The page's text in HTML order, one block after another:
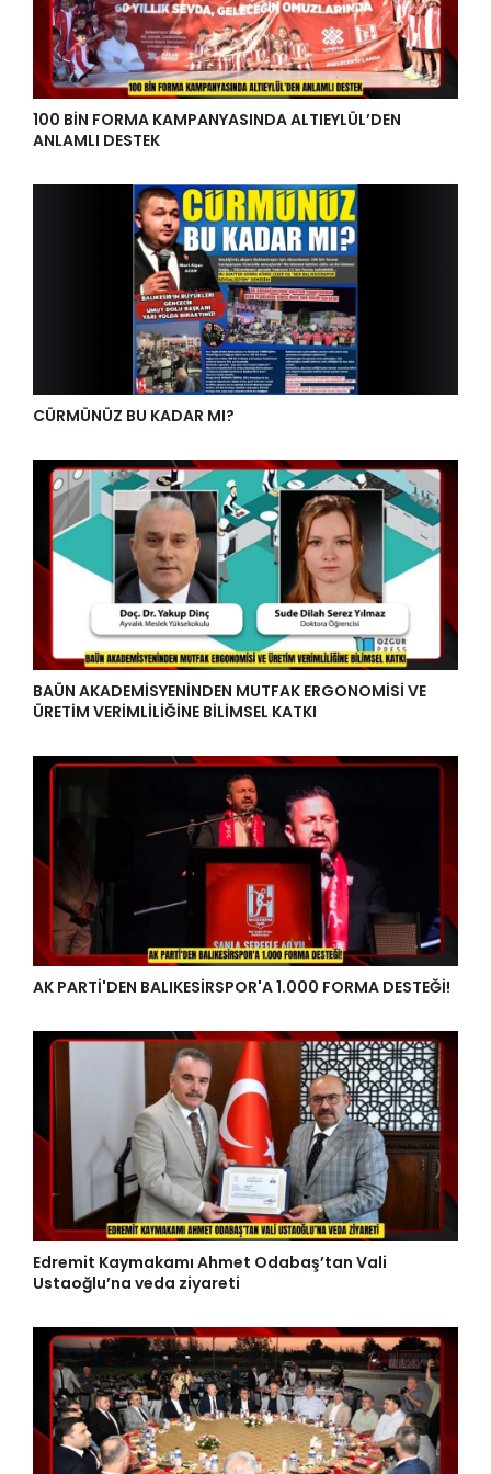
100 BİN FORMA KAMPANYASINDA ALTIEYLÜL’DEN
ANLAMLI DESTEK
CÜRMÜNÜZ BU KADAR MI?
BAÜN AKADEMİSYENİNDEN MUTFAK ERGONOMİSİ VE
ÜRETİM VERİMLİLİĞİNE BİLİMSEL KATKI
AK PARTİ'DEN BALIKESİRSPOR'A 1.000 FORMA DESTEĞİ!
Edremit Kaymakamı Ahmet Odabaş’tan Vali
Ustaoğlu’na veda ziyareti